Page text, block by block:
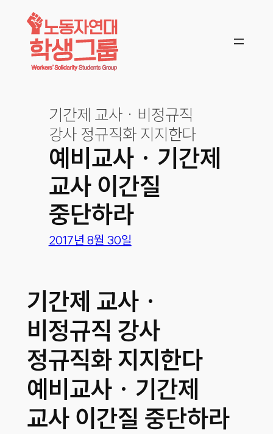
콘텐츠로
바로가기
기간제 교사 · 비정규직
강사 정규직화 지지한다
예비교사 · 기간제
교사 이간질
중단하라
2017년 8월 30일
기간제 교사 ·
비정규직 강사
정규직화 지지한다
예비교사 · 기간제
교사 이간질 중단하라